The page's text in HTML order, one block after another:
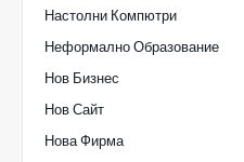
Настолни Компютри
Неформално Образование
Нов Бизнес
Нов Сайт
Нова Фирма